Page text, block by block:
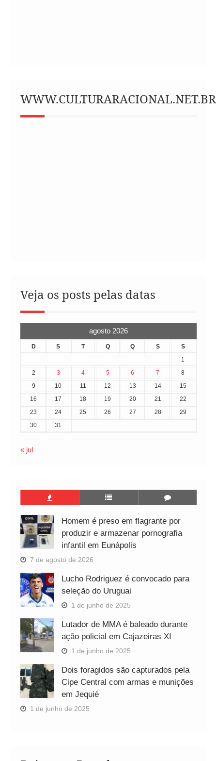
WWW.CULTURARACIONAL.NET.BR
Veja os posts pelas datas
agosto 2026
D S T Q Q S
S
1
2
3 4 5 6 7
8
9
10 11 12 13 14
15
16
17 18 19 20 21
22
23
24 25 26 27 28
29
30
31
« jul
Homem é preso em flagrante por
produzir e armazenar pornografia
infantil em Eunápolis
7 de agosto de 2026
Lucho Rodriguez é convocado para
seleção do Uruguai
1 de junho de 2025
Lutador de MMA é baleado durante
ação policial em Cajazeiras XI
1 de junho de 2025
Dois foragidos são capturados pela
Cipe Central com armas e munições
em Jequié
1 de junho de 2025